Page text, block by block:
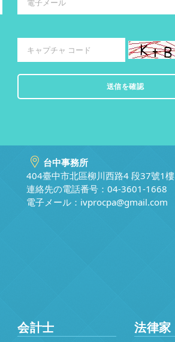
台中事務所
404臺中市北區柳川西路4 段37號1樓
連絡先の電話番号：04-3601-1668
電子メール： ivprocpa@gmail.com
会計士 法律家